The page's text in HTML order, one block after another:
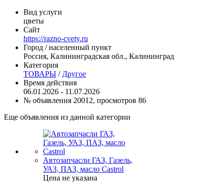
Вид услуги
цветы
Сайт
https://razno-cvety.ru
Город / населенный пункт
Россия, Калининградская обл., Калининград
Категория
ТОВАРЫ / Другое
Время действия
06.01.2026 - 11.07.2026
№ объявления 20012, просмотров 86
Еще объявления из данной категории
Автозапчасли ГАЗ, Газель,
УАЗ, ПАЗ, масло Castrol
Цена не указана